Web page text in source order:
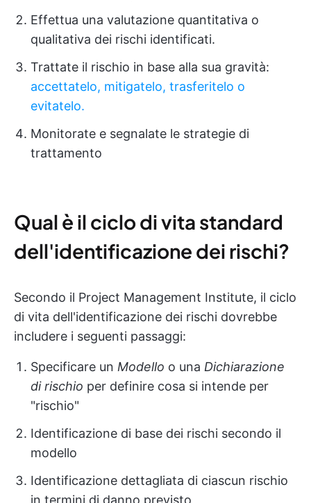
Effettua una valutazione quantitativa o
qualitativa dei rischi identificati.
Trattate il rischio in base alla sua gravità:
accettatelo, mitigatelo, trasferitelo o
evitatelo.
Monitorate e segnalate le strategie di
trattamento
Qual è il ciclo di vita standard
dell'identificazione dei rischi?
Secondo il Project Management Institute, il ciclo
di vita dell'identificazione dei rischi dovrebbe
includere i seguenti passaggi:
Specificare un Modello o una Dichiarazione
di rischio per definire cosa si intende per
"rischio"
Identificazione di base dei rischi secondo il
modello
Identificazione dettagliata di ciascun rischio
in termini di danno previsto